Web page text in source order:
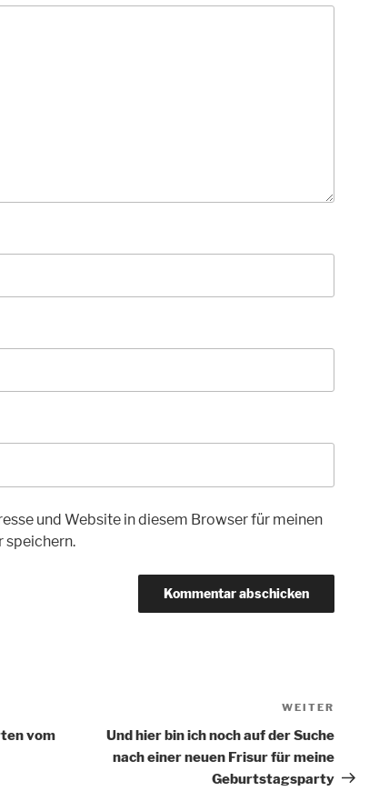
und Website in diesem Browser für meinen
speichern.
vom
Beitrag
WEITER
Und hier bin ich noch auf der Suche
nach einer neuen Frisur für meine
Geburtstagsparty